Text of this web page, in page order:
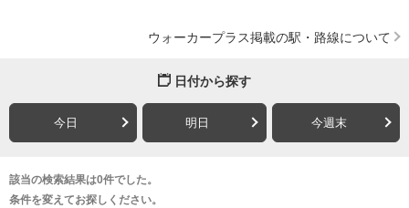
ウォーカープラス掲載の駅・路線について
日付から探す
今日 明日 今週末
該当の検索結果は0件でした。
条件を変えてお探しください。